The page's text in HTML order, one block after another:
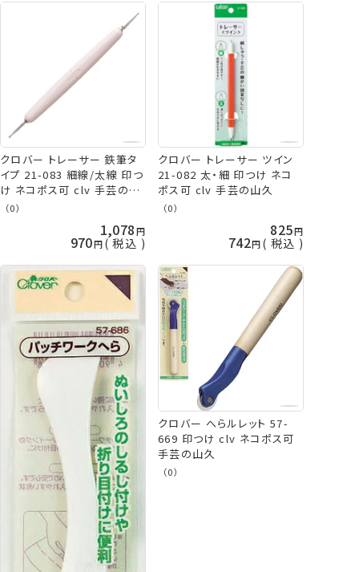
クロバー トレーサー 鉄筆タ
イプ 21-083 細線/太線 印つ
け ネコポス可 clv 手芸の山
久
（0）
1,078
970 税込
クロバー トレーサー ツイン
21-082 太・細 印つけ ネコ
ポス可 clv 手芸の山久
（0）
825
742 税込
クロバー へらルレット 57-
669 印つけ clv ネコポス可
手芸の山久
（0）